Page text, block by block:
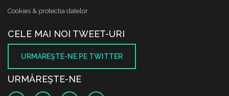
Cookies & protectia datelor
CELE MAI NOI TWEET-URI
URMĂREŞTE-NE PE TWITTER
URMĂREŞTE-NE